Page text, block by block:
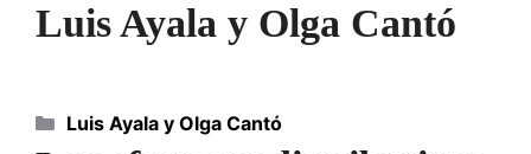
Luis Ayala y Olga Cantó
Categorías
Luis Ayala y Olga Cantó